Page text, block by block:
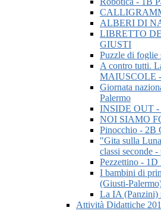
ALBERI DI
LIBRETTO
GIUSTI
Puzzle di foglie
A contro tutti.
MAIUSCOLE
Giornata
Palermo
INSIDE OUT -
NOI SIAMO
Pinocchio - 2B
"Gita sulla
classi seconde
Pezzettino - 1D
I bambini di
(Giusti-
La IA (Panzini)
Attività Didattiche